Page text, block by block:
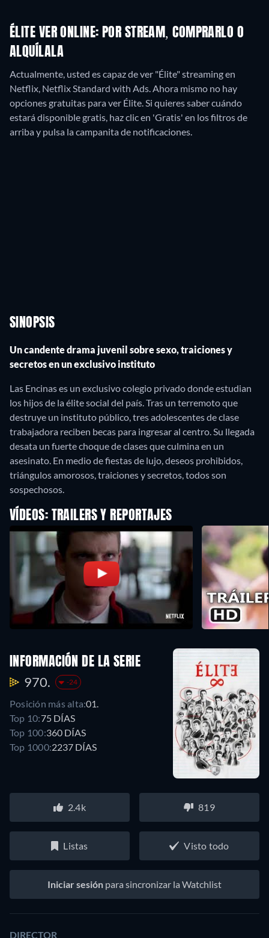
ÉLITE VER ONLINE: POR STREAM, COMPRARLO O
ALQUÍLALA
Actualmente, usted es capaz de ver "Élite" streaming en
Netflix, Netflix Standard with Ads.Ahora mismo no hay
opciones gratuitas para ver Élite. Si quieres saber cuándo
estará disponible gratis, haz clic en 'Gratis' en los filtros de
arriba y pulsa la campanita de notificaciones.
SINOPSIS
Un candente drama juvenil sobre sexo, traiciones y
secretos en un exclusivo instituto
Las Encinas es un exclusivo colegio privado donde estudian
los hijos de la élite social del país. Tras un terremoto que
destruye un instituto público, tres adolescentes de clase
trabajadora reciben becas para ingresar al centro. Su llegada
desata un fuerte choque de clases que culmina en un
asesinato. En medio de fiestas de lujo, deseos prohibidos,
triángulos amorosos, traiciones y secretos, todos son
sospechosos.
VÍDEOS: TRAILERS Y REPORTAJES
INFORMACIÓN DE LA SERIE
970. -24
Posición más alta:01.
Top 10:75 DÍAS
Top 100:360 DÍAS
Top 1000:2237 DÍAS
2.4k 819
Listas Visto todo
Iniciar sesión para sincronizar la Watchlist
DIRECTOR